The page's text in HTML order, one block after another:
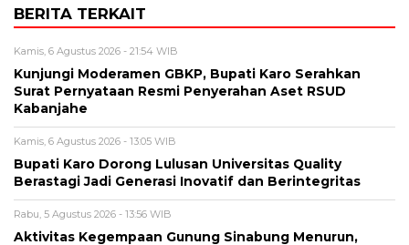
BERITA TERKAIT
Kamis, 6 Agustus 2026 - 21:54 WIB
Kunjungi Moderamen GBKP, Bupati Karo Serahkan
Surat Pernyataan Resmi Penyerahan Aset RSUD
Kabanjahe
Kamis, 6 Agustus 2026 - 13:05 WIB
Bupati Karo Dorong Lulusan Universitas Quality
Berastagi Jadi Generasi Inovatif dan Berintegritas
Rabu, 5 Agustus 2026 - 13:56 WIB
Aktivitas Kegempaan Gunung Sinabung Menurun,